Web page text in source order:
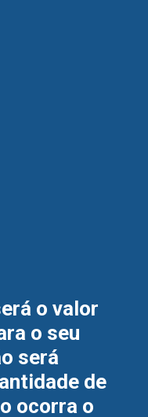
o valor
o seu
será
de
ocorra o